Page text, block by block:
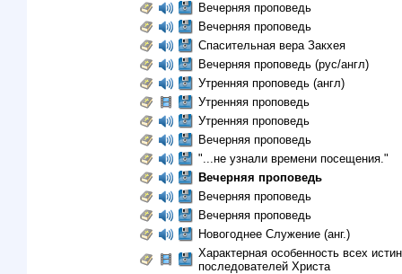
Вечерняя проповедь
Вечерняя проповедь
Спасительная вера Закхея
Вечерняя проповедь (рус/англ)
Утренняя проповедь (англ)
Утренняя проповедь
Утренняя проповедь
Вечерняя проповедь
"...не узнали времени посещения."
Вечерняя проповедь
Вечерняя проповедь
Вечерняя проповедь
Новогоднее Служение (анг.)
Характерная особенность всех
последователей Христа